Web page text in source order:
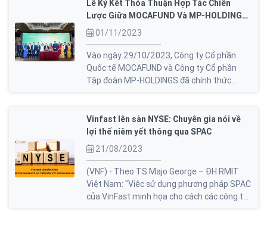
hứng và hỗ trợ cho hàng triệu doanh nghiệp
khởi nghiệp trên khắp thế giới.
Lễ Ký Kết Thỏa Thuận Hợp Tác Chiến
Lược Giữa MOCAFUND Và MP-HOLDINGS:
Tiến Về Tương Lai Sáng Tạo
01/11/2023
Vào ngày 29/10/2023, Công ty Cổ phần
Quốc tế MOCAFUND và Công ty Cổ phần
Tập đoàn MP-HOLDINGS đã chính thức
phát triển đối với cả hai bên nhằm xây dựng
và phát triển doanh nghiệp. Sự kiện đáng
chú ý này đã đánh dấu bước đột phá quan
trọng trong quan hệ đối tác giữa hai công ty.
Vinfast lên sàn NYSE: Chuyên gia nói về
lợi thế niêm yết thông qua SPAC
21/08/2023
(VNF) - Theo TS Majo George – ĐH RMIT
Việt Nam: "Việc sử dụng phương pháp SPAC
của VinFast minh họa cho cách các công ty